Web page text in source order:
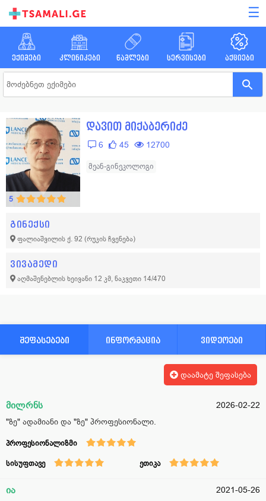
☰
ექიმები კლინიკები წამლები სერვისები აქციები
5
დავით მიქაბერიძე
6 45 12700
მეან-გინეკოლოგი
გინექსი
ფალიაშვილის ქ. 92 (რუკის ჩვენება)
ვივამედი
აღმაშენებლის ხეივანი 12 კმ, ნაკვეთი 14/470
შეფასებები ინფორმაცია ვიდეოები
დაამატე შეფასება
მილრნს
2026-02-22
"ზე" ადამიანი და "ზე" პროფესიონალი.
პროფესიონალიზმი
სისუფთავე ეთიკა
ია
2021-05-26